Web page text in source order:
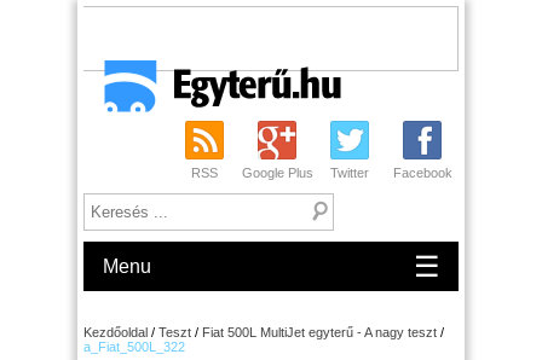
RSS Google Plus Twitter Facebook
Menu ☰
Kezdőoldal / Teszt / Fiat 500L MultiJet egyterű - A nagy teszt /
a_Fiat_500L_322